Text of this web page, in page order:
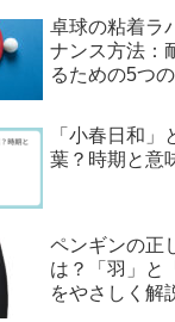
卓球の粘着ラ
ナンス方法：
るための5つ
「小春日和」
葉？時期と意
ペンギンの正
は？「羽」と
をやさしく解